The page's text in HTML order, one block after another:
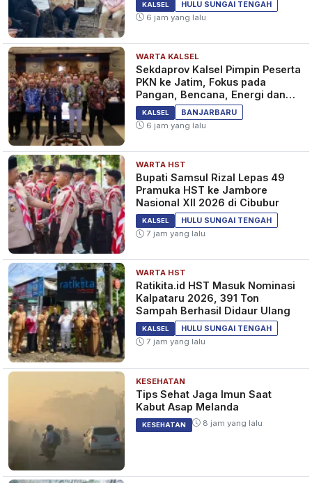
Siram Pria yang
Melecehkannya dengan Air
Keras, Wanita Cantik Ini
Ditangkap Polisi
BERITA 2 tahun yang lalu
Ngeri! Pria Siram Air Keras dan
Bacok Pedagang Semangka
Hingga Tewas, Diduga Masalah
Asmara
BERITA 2 tahun yang lalu
KALSEL
HULU SUNGAI TENGAH
6 jam yang lalu
WARTA KALSEL
Sekdaprov Kalsel Pimpin Peserta
PKN ke Jatim, Fokus pada
Pangan, Bencana, Energi dan
Ekonomi
KALSEL
BANJARBARU
6 jam yang lalu
WARTA HST
Bupati Samsul Rizal Lepas 49
Pramuka HST ke Jambore
Nasional XII 2026 di Cibubur
KALSEL
HULU SUNGAI TENGAH
7 jam yang lalu
WARTA HST
Ratikita.id HST Masuk Nominasi
Kalpataru 2026, 391 Ton
Sampah Berhasil Didaur Ulang
KALSEL
HULU SUNGAI TENGAH
7 jam yang lalu
KESEHATAN
Tips Sehat Jaga Imun Saat
Kabut Asap Melanda
KESEHATAN 8 jam yang lalu